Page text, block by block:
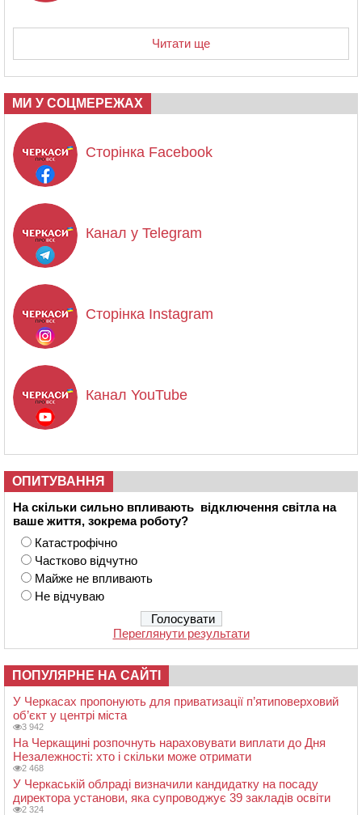
Читати ще
МИ У СОЦМЕРЕЖАХ
Сторінка Facebook
Канал у Telegram
Сторінка Instagram
Канал YouTube
ОПИТУВАННЯ
На скільки сильно впливають відключення світла на
ваше життя, зокрема роботу?
Катастрофічно
Частково відчутно
Майже не впливають
Не відчуваю
Переглянути результати
ПОПУЛЯРНЕ НА САЙТІ
У Черкасах пропонують для приватизації п’ятиповерховий
об’єкт у центрі міста
3 942
На Черкащині розпочнуть нараховувати виплати до Дня
Незалежності: хто і скільки може отримати
2 468
У Черкаській облраді визначили кандидатку на посаду
директора установи, яка супроводжує 39 закладів освіти
2 324